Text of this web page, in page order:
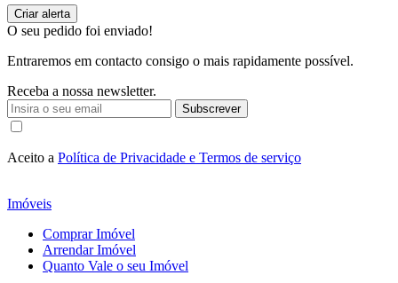
O seu pedido foi enviado!
Entraremos em contacto consigo o mais rapidamente possível.
Receba a nossa newsletter.
Subscrever
Aceito a Política de Privacidade e Termos de serviço
Imóveis
Comprar Imóvel
Arrendar Imóvel
Quanto Vale o seu Imóvel